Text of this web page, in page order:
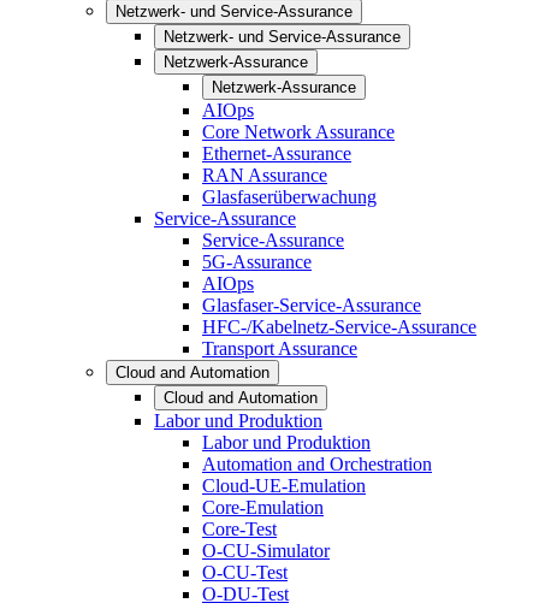
Netzwerk- und Service-Assurance
Netzwerk- und Service-Assurance
Netzwerk-Assurance
Netzwerk-Assurance
AIOps
Core Network Assurance
Ethernet-Assurance
RAN Assurance
Glasfaserüberwachung
Service-Assurance
Service-Assurance
5G-Assurance
AIOps
Glasfaser-Service-Assurance
HFC-/Kabelnetz-Service-Assurance
Transport Assurance
Cloud and Automation
Cloud and Automation
Labor und Produktion
Labor und Produktion
Automation and Orchestration
Cloud-UE-Emulation
Core-Emulation
Core-Test
O-CU-Simulator
O-CU-Test
O-DU-Test